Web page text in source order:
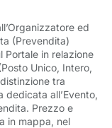
ed
(Prevendita)
Portale in relazione
Unico, Intero,
tra
dedicata all’Evento,
Prezzo e
in mappa, nel